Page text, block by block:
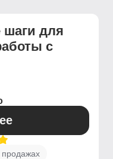
шаги для
с
продажах